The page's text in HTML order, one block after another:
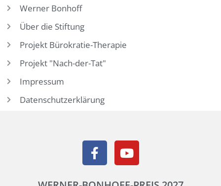
Werner Bonhoff
Über die Stiftung
Projekt Bürokratie-Therapie
Projekt "Nach-der-Tat"
Impressum
Datenschutzerklärung